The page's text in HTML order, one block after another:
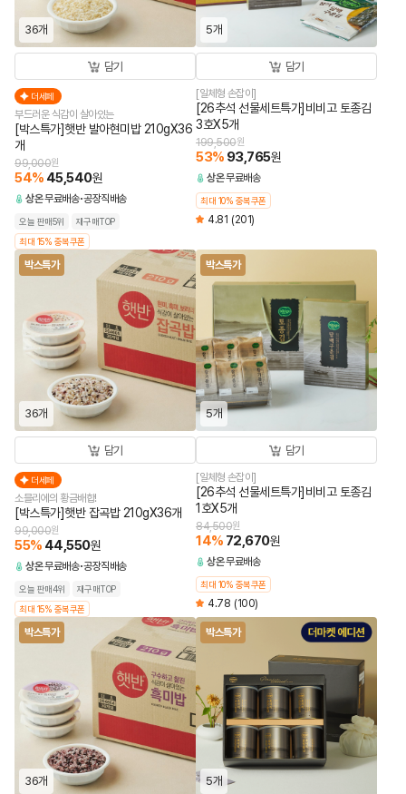
36개
담기
더세페
부드러운 식감이 살아있는
[박스특가]햇반 발아현미밥 210gX36
개
99,000원
54% 45,540원
상온무료배송 공장직배송
오늘 판매5위
재구매TOP
최대 15% 중복쿠폰
5개
담기
[일체형 손잡이]
[26추석 선물세트특가]비비고 토종김
3호X5개
199,500원
53% 93,765원
상온무료배송
최대 10% 중복쿠폰
4.81 (201)
박스특가
36개
담기
더세페
소믈리에의 황금배합!
[박스특가]햇반 잡곡밥 210gX36개
99,000원
55% 44,550원
상온무료배송 공장직배송
오늘 판매4위
재구매TOP
최대 15% 중복쿠폰
박스특가
5개
담기
[일체형 손잡이]
[26추석 선물세트특가]비비고 토종김
1호X5개
84,500원
14% 72,670원
상온무료배송
최대 10% 중복쿠폰
4.78 (100)
박스특가
36개
박스특가
5개